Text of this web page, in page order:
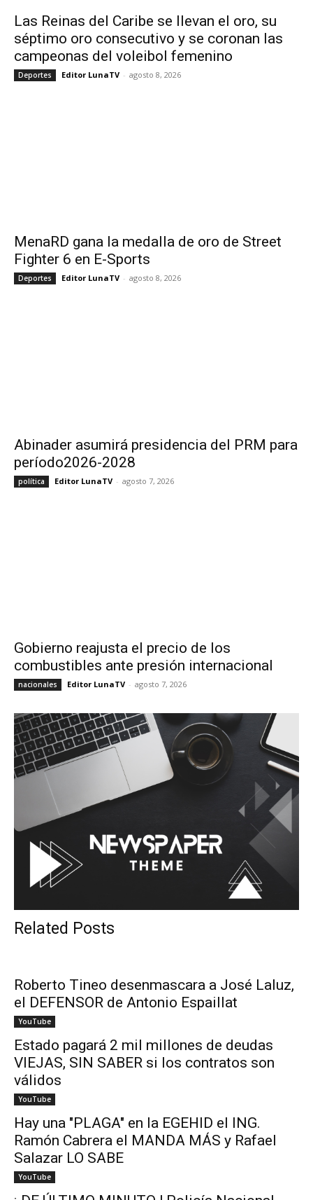
Las Reinas del Caribe se llevan el oro, su
séptimo oro consecutivo y se coronan las
campeonas del voleibol femenino
Deportes Editor LunaTV - agosto 8, 2026
MenaRD gana la medalla de oro de Street
Fighter 6 en E-Sports
Deportes Editor LunaTV - agosto 8, 2026
Abinader asumirá presidencia del PRM para
período2026-2028
política Editor LunaTV - agosto 7, 2026
Gobierno reajusta el precio de los
combustibles ante presión internacional
nacionales Editor LunaTV - agosto 7, 2026
Related Posts
Roberto Tineo desenmascara a José Laluz,
el DEFENSOR de Antonio Espaillat
YouTube
Estado pagará 2 mil millones de deudas
VIEJAS, SIN SABER si los contratos son
válidos
YouTube
Hay una "PLAGA" en la EGEHID el ING.
Ramón Cabrera el MANDA MÁS y Rafael
Salazar LO SABE
YouTube